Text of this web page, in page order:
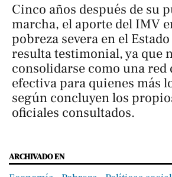
Cinco años después de su
marcha, el aporte del IMV
pobreza severa en el
resulta testimonial, ya que
consolidarse como una
efectiva para quienes más
según concluyen los
oficiales consultados.
ARCHIVADO EN